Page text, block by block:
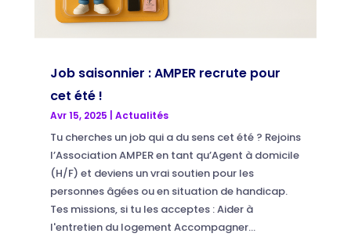
Job saisonnier : AMPER recrute pour
cet été !
Avr 15, 2025 Actualités
Tu cherches un job qui a du sens cet été ? Rejoins
l’Association AMPER en tant qu’Agent à domicile
(H/F) et deviens un vrai soutien pour les
personnes âgées ou en situation de handicap.
Tes missions, si tu les acceptes : Aider à
l'entretien du logement Accompagner...